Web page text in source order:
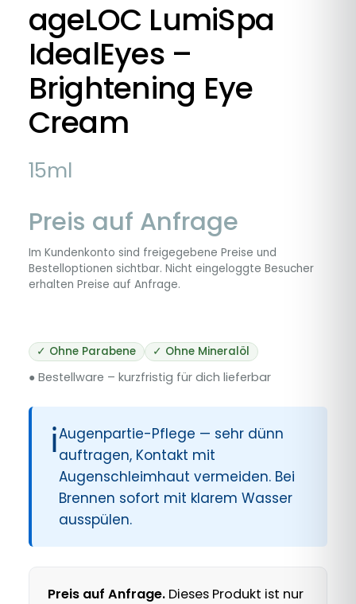
ageLOC LumiSpa
IdealEyes –
Brightening Eye
Cream
15ml
Preis auf Anfrage
Im Kundenkonto sind freigegebene Preise und
Bestelloptionen sichtbar. Nicht eingeloggte Besucher
erhalten Preise auf Anfrage.
✓ Ohne Parabene ✓ Ohne Mineralöl
● Bestellware – kurzfristig für dich lieferbar
ℹAugenpartie-Pflege — sehr dünn
auftragen, Kontakt mit
Augenschleimhaut vermeiden. Bei
Brennen sofort mit klarem Wasser
ausspülen.
Preis auf Anfrage. Dieses Produkt ist nur